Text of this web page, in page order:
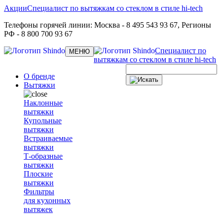
Акции
Телефоны горячей линии: Москва - 8 495 543 93 67, Регионы
РФ - 8 800 700 93 67
Специалист по вытяжкам со стеклом в стиле hi-tech
Toggle
navigation
МЕНЮ
Специалист по
вытяжкам со стеклом в стиле hi-tech
О бренде
Вытяжки
Наклонные
вытяжки
Купольные
вытяжки
Встраиваемые
вытяжки
Т-образные
вытяжки
Плоские
вытяжки
Фильтры
для кухонных
вытяжек